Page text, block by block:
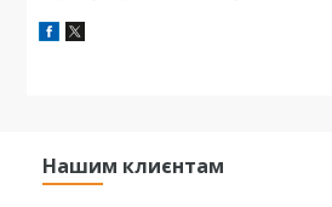
Нашим клиєнтам